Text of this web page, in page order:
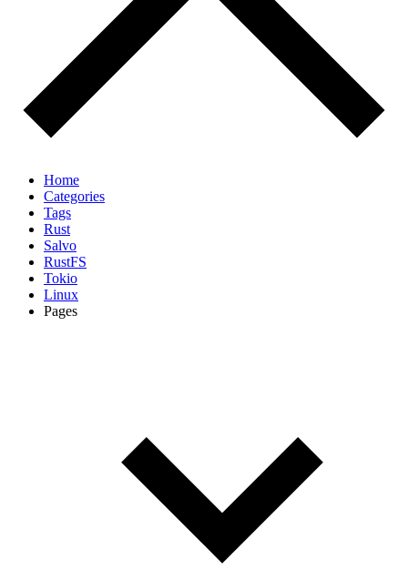
Home
Categories
Tags
Rust
Salvo
RustFS
Tokio
Linux
Pages